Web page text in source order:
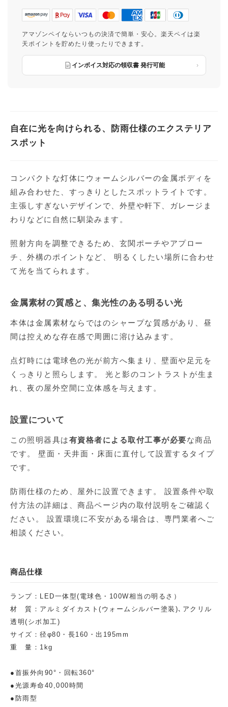
アマゾンペイならいつもの決済で簡単・安心。楽天ペイは楽
天ポイントを貯めたり使ったりできます。
インボイス対応の領収書 発行可能
自在に光を向けられる、防雨仕様のエクステリア
スポット
コンパクトな灯体にウォームシルバーの金属ボディを
組み合わせた、すっきりとしたスポットライトです。
主張しすぎないデザインで、外壁や軒下、ガレージま
わりなどに自然に馴染みます。
照射方向を調整できるため、玄関ポーチやアプロー
チ、外構のポイントなど、 明るくしたい場所に合わせ
て光を当てられます。
金属素材の質感と、集光性のある明るい光
本体は金属素材ならではのシャープな質感があり、昼
間は控えめな存在感で周囲に溶け込みます。
点灯時には電球色の光が前方へ集まり、壁面や足元を
くっきりと照らします。 光と影のコントラストが生ま
れ、夜の屋外空間に立体感を与えます。
設置について
この照明器具は有資格者による取付工事が必要な商品
です。 壁面・天井面・床面に直付して設置するタイプ
です。
防雨仕様のため、屋外に設置できます。 設置条件や取
付方法の詳細は、商品ページ内の取付説明をご確認く
ださい。 設置環境に不安がある場合は、専門業者へご
相談ください。
商品仕様
ランプ：LED一体型(電球色・100W相当の明るさ）
材 質：アルミダイカスト(ウォームシルバー塗装)､アクリル
透明(シボ加工)
サイズ：径φ80・長160・出195mm
重 量：1kg
●首振外向90°・回転360°
●光源寿命40,000時間
●防雨型